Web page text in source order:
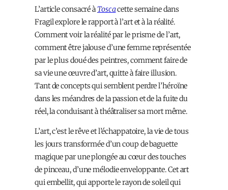
L’article consacré à Toscacette semaine dans
Fragil explore le rapport à l’art et à la réalité.
Comment voir la réalité par le prisme de l’art,
comment être jalouse d’une femme représentée
par le plus doué des peintres, comment faire de
sa vie une œuvre d’art, quitte à faire illusion.
Tant de concepts qui semblent perdre l’héroïne
dans les méandres de la passion et de la fuite du
réel, la conduisant à théâtraliser sa mort même.
L’art, c’est le rêve et l’échappatoire, la vie de tous
les jours transformée d’un coup de baguette
magique par une plongée au cœur des touches
de pinceau, d’une mélodie enveloppante. Cet art
qui embellit, qui apporte le rayon de soleil qui